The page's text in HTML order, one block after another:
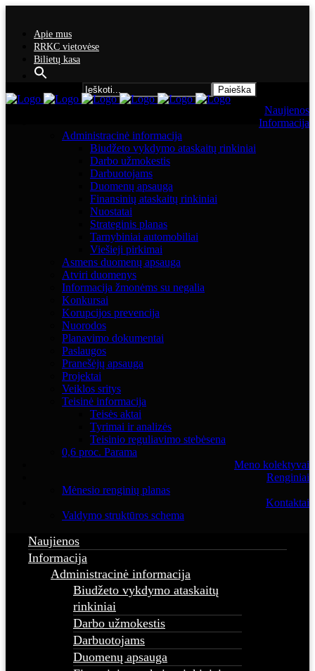
Apie mus
RRKC vietovėse
Bilietų kasa
Naujienos
Informacija
Administracinė informacija
Biudžeto vykdymo ataskaitų rinkiniai
Darbo užmokestis
Darbuotojams
Duomenų apsauga
Finansinių ataskaitų rinkiniai
Nuostatai
Strateginis planas
Tarnybiniai automobiliai
Viešieji pirkimai
Asmens duomenų apsauga
Atviri duomenys
Informacija žmonėms su negalia
Konkursai
Korupcijos prevencija
Nuorodos
Planavimo dokumentai
Paslaugos
Pranešėjų apsauga
Projektai
Veiklos sritys
Teisinė informacija
Teisės aktai
Tyrimai ir analizės
Teisinio reguliavimo stebėsena
0,6 proc. Parama
Meno kolektyvai
Renginiai
Mėnesio renginių planas
Kontaktai
Valdymo struktūros schema
Naujienos
Informacija
Administracinė informacija
Biudžeto vykdymo ataskaitų
rinkiniai
Darbo užmokestis
Darbuotojams
Duomenų apsauga